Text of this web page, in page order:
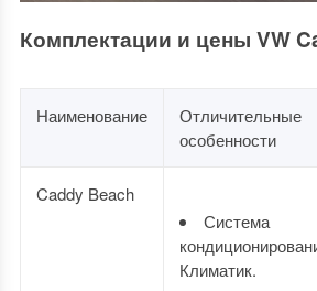
Комплектации и цены VW
Наименование
Отличительные
особенности
Caddy Beach
Система
Климатик.